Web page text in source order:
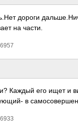
дороги
на части.
Каждый его ищет и
в